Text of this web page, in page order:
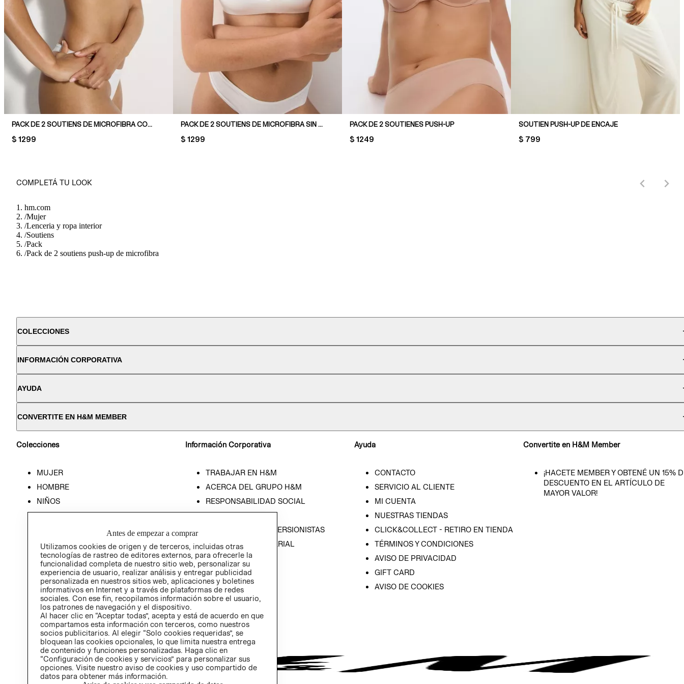
PACK DE 2 SOUTIENS DE MICROFIBRA CON AROS
PRICE:
$ 1299
PACK DE 2 SOUTIENS DE MICROFIBRA SIN AROS
PRICE:
$ 1299
PACK DE 2 SOUTIENES PUSH-UP
PRICE:
$ 1249
SOUTIEN PUSH-UP DE ENCAJE
PRICE:
$ 799
COMPLETÁ TU LOOK
hm.com
/Mujer
/Lenceria y ropa interior
/Soutiens
/Pack
/Pack de 2 soutiens push-up de microfibra
COLECCIONES
INFORMACIÓN CORPORATIVA
AYUDA
CONVERTITE EN H&M MEMBER
Colecciones
MUJER
HOMBRE
NIÑOS
HOME
Información Corporativa
TRABAJAR EN H&M
ACERCA DEL GRUPO H&M
RESPONSABILIDAD SOCIAL
PRENSA
RELACIÓN CON INVERSIONISTAS
POLÍTICA EMPRESARIAL
Ayuda
CONTACTO
SERVICIO AL CLIENTE
MI CUENTA
NUESTRAS TIENDAS
CLICK&COLLECT - RETIRO EN TIENDA
TÉRMINOS Y CONDICIONES
AVISO DE PRIVACIDAD
GIFT CARD
AVISO DE COOKIES
Convertite en H&M Member
¡HACETE MEMBER Y OBTENÉ UN 15%
DESCUENTO EN EL ARTÍCULO DE
MAYOR VALOR!
Antes de empezar a comprar
Utilizamos cookies de origen y de terceros, incluidas otras
tecnologías de rastreo de editores externos, para ofrecerle la
funcionalidad completa de nuestro sitio web, personalizar su
experiencia de usuario, realizar análisis y entregar publicidad
personalizada en nuestros sitios web, aplicaciones y boletines
informativos en Internet y a través de plataformas de redes
sociales. Con ese fin, recopilamos información sobre el usuario,
los patrones de navegación y el dispositivo.
Al hacer clic en “Aceptar todas”, acepta y está de acuerdo en que
compartamos esta información con terceros, como nuestros
socios publicitarios. Al elegir “Solo cookies requeridas”, se
bloquean las cookies opcionales, lo que limita nuestra entrega
de contenido y funciones personalizadas. Haga clic en
“Configuración de cookies y servicios” para personalizar sus
opciones. Visite nuestro aviso de cookies y uso compartido de
datos para obtener más información.